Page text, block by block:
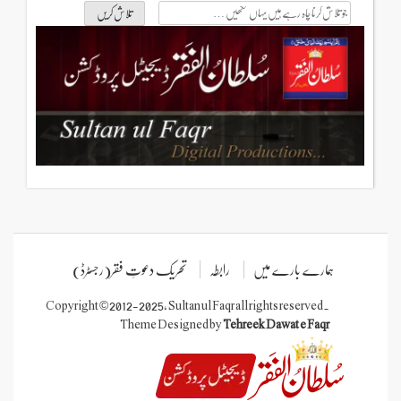
تلاش
چاہ
ہیں
لکھیں
ہمارے بارے میں رابطہ تحریک دعوتِ فقر(رجسٹرڈ)
Copyright © 2012-2025, Sultan ul Faqr all rights reserved.
Theme Designed byTehreek Dawat e Faqr